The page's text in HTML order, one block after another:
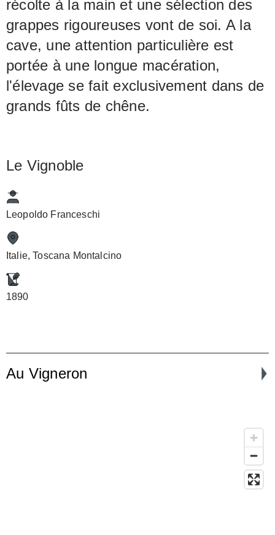
récolte à la main et une sélection des
grappes rigoureuses vont de soi. A la
cave, une attention particulière est
portée à une longue macération,
l'élevage se fait exclusivement dans de
grands fûts de chêne.
Le Vignoble
Leopoldo Franceschi
Italie, Toscana Montalcino
1890
Au Vigneron